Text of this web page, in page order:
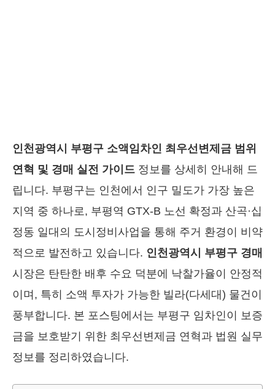
인천광역시 부평구 소액임차인 최우선변제금 범위
연혁 및 경매 실전 가이드 정보를 상세히 안내해 드
립니다. 부평구는 인천에서 인구 밀도가 가장 높은
지역 중 하나로, 부평역 GTX-B 노선 확정과 산곡·십
정동 일대의 도시정비사업을 통해 주거 환경이 비약
적으로 발전하고 있습니다. 인천광역시 부평구 경매
시장은 탄탄한 배후 수요 덕분에 낙찰가율이 안정적
이며, 특히 소액 투자가 가능한 빌라(다세대) 물건이
풍부합니다. 본 포스팅에서는 부평구 임차인이 보증
금을 보호받기 위한 최우선변제금 연혁과 법원 실무
정보를 정리하였습니다.